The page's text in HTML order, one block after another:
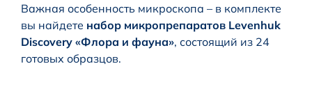
Важная особенность микроскопа – в комплекте
вы найдете набор микропрепаратов Levenhuk
Discovery «Флора и фауна», состоящий из 24
готовых образцов.